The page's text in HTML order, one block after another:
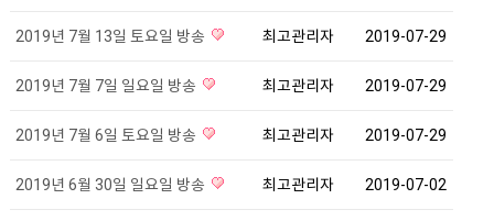
2019년 7월 13일 토요일 방송 최고관리자 2019-07-29
2019년 7월 7일 일요일 방송 최고관리자 2019-07-29
2019년 7월 6일 토요일 방송 최고관리자 2019-07-29
2019년 6월 30일 일요일 방송 최고관리자 2019-07-02